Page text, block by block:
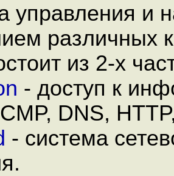
управления и
различных
из 2-х
- доступ к
DNS,
- система